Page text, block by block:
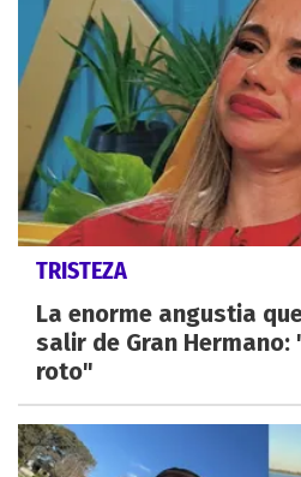
TRISTEZA
La enorme angustia
salir de Gran Hermano:
roto"